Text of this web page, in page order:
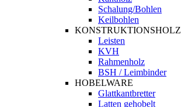
Schalung/Bohlen
Keilbohlen
KONSTRUKTIONSHOLZ
Leisten
KVH
Rahmenholz
BSH / Leimbinder
HOBELWARE
Glattkantbretter
Latten gehobelt